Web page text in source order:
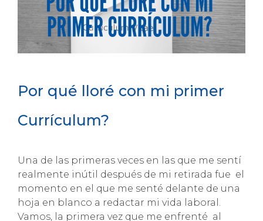
futuro
laboral
Por qué lloré con mi primer
Currículum?
Una de las primeras veces en las que me sentí
realmente inútil después de mi retirada fue el
momento en el que me senté delante de una
hoja en blanco a redactar mi vida laboral.
Vamos, la primera vez que me enfrenté al